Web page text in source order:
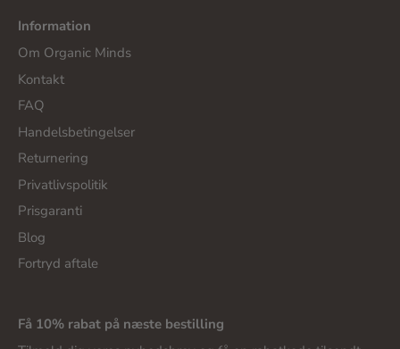
Information
Om Organic Minds
Kontakt
FAQ
Handelsbetingelser
Returnering
Privatlivspolitik
Prisgaranti
Blog
Fortryd aftale
Få 10% rabat på næste bestilling